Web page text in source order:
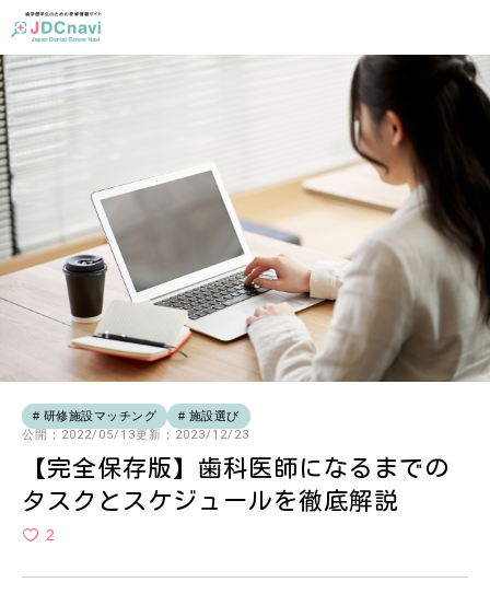
研修施設マッチング 施設選び
公開：2022/05/13更新：2023/12/23
【完全保存版】歯科医師になるまでの
タスクとスケジュールを徹底解説
2